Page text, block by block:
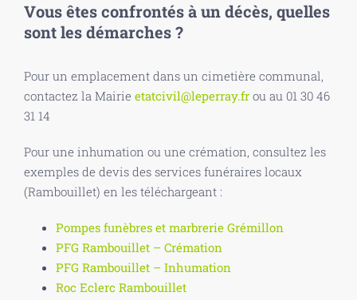
Vous êtes confrontés à un décès, quelles
sont les démarches ?
Pour un emplacement dans un cimetière communal,
contactez la Mairie etatcivil@leperray.fr ou au 01 30 46
31 14
Pour une inhumation ou une crémation, consultez les
exemples de devis des services funéraires locaux
(Rambouillet) en les téléchargeant :
Pompes funèbres et marbrerie Grémillon
PFG Rambouillet – Crémation
PFG Rambouillet – Inhumation
Roc Eclerc Rambouillet